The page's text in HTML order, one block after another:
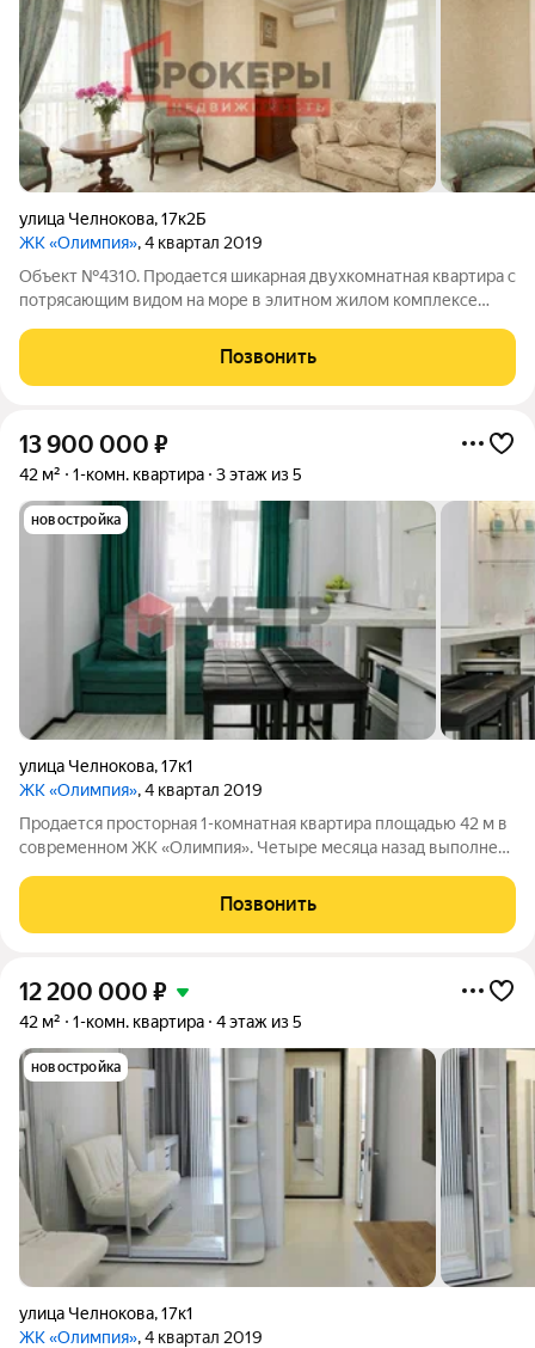
улица Челнокова,17к2Б
ЖК «Олимпия», 4 квартал 2019
Объект №4310. Продается шикарная двухкомнатная квартира с
потрясающим видом на море в элитном жилом комплексе
престижном Гагаринском районе. Этот уникальный комплекс в
античном стиле гарантирует вам
Позвонить
13 900 000 ₽
42 м² 1-комн. квартира 3 этаж из 5
новостройка
улица Челнокова,17к1
ЖК «Олимпия», 4 квартал 2019
Продается просторная 1-комнатная квартира площадью 42 м в
современном ЖК «Олимпия». Четыре месяца назад выполнен
установлены новые двери скрытого монтажа. Квартира
полностью готова к
Позвонить
12 200 000 ₽
42 м² 1-комн. квартира 4 этаж из 5
новостройка
улица Челнокова,17к1
ЖК «Олимпия», 4 квартал 2019